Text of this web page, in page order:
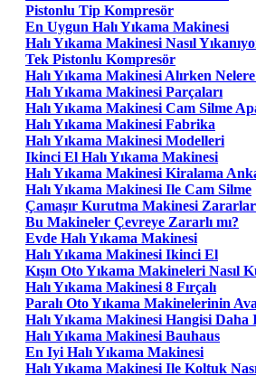
Pistonlu Tip Kompresör
En Uygun Halı Yıkama Makinesi
Halı Yıkama Makinesi Nasıl
Tek Pistonlu Kompresör
Halı Yıkama Makinesi Alırken
Halı Yıkama Makinesi Parçaları
Halı Yıkama Makinesi Cam Silme
Halı Yıkama Makinesi Fabrika
Halı Yıkama Makinesi Modelleri
Ikinci El Halı Yıkama Makinesi
Halı Yıkama Makinesi Kiralama
Halı Yıkama Makinesi Ile Cam Silme
Çamaşır Kurutma Makinesi
Bu Makineler Çevreye Zararlı mı?
Evde Halı Yıkama Makinesi
Halı Yıkama Makinesi Ikinci El
Kışın Oto Yıkama Makineleri Nasıl
Halı Yıkama Makinesi 8 Fırçalı
Paralı Oto Yıkama Makinelerinin
Halı Yıkama Makinesi Hangisi Daha
Halı Yıkama Makinesi Bauhaus
En Iyi Halı Yıkama Makinesi
Halı Yıkama Makinesi Ile Koltuk